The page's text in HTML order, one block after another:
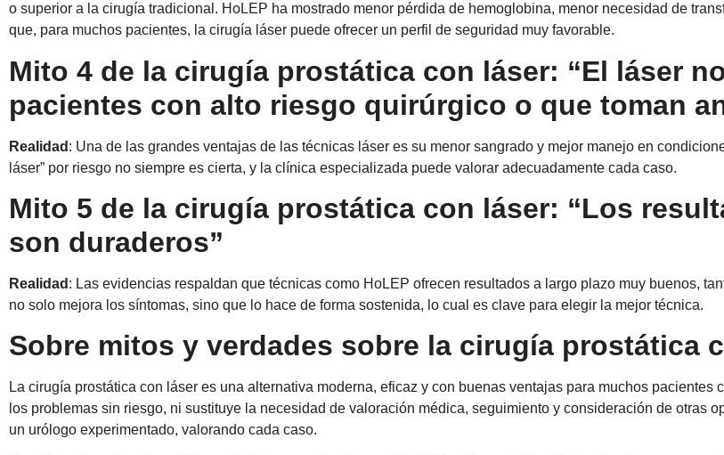
o superior a la cirugía tradicional. HoLEP ha mostrado menor pérdida de hemoglobina, menor necesidad de
que, para muchos pacientes, la cirugía láser puede ofrecer un perfil de seguridad muy favorable.
Mito 4 de la cirugía prostática con láser: “El láser
pacientes con alto riesgo quirúrgico o que toman
Realidad : Una de las grandes ventajas de las técnicas láser es su menor sangrado y mejor manejo en
láser” por riesgo no siempre es cierta, y la clínica especializada puede valorar adecuadamente cada caso.
Mito 5 de la cirugía prostática con láser: “Los
son duraderos”
Realidad : Las evidencias respaldan que técnicas como HoLEP ofrecen resultados a largo plazo muy buenos,
no solo mejora los síntomas, sino que lo hace de forma sostenida, lo cual es clave para elegir la mejor técnica.
Sobre mitos y verdades sobre la cirugía prostática
La cirugía prostática con láser es una alternativa moderna, eficaz y con buenas ventajas para muchos pacientes
los problemas sin riesgo, ni sustituye la necesidad de valoración médica, seguimiento y consideración de otras
un urólogo experimentado, valorando cada caso.